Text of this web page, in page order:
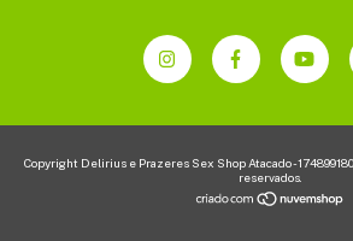
Copyright Delirius e Prazeres Sex Shop Atacado -
reservados.